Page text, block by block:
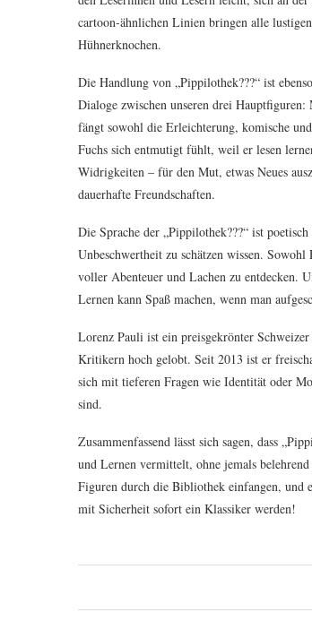
cartoon-ähnlichen Linien bringen alle
Hühnerknochen.
Die Handlung von „Pippilothek???“ ist
Dialoge zwischen unseren drei
fängt sowohl die Erleichterung, komische
Fuchs sich entmutigt fühlt, weil er lesen
Widrigkeiten – für den Mut, etwas Neues
dauerhafte Freundschaften.
Die Sprache der „Pippilothek???“ ist
Unbeschwertheit zu schätzen wissen.
voller Abenteuer und Lachen zu entdecken.
Lernen kann Spaß machen, wenn man
Lorenz Pauli ist ein preisgekrönter
Kritikern hoch gelobt. Seit 2013 ist er
sich mit tieferen Fragen wie Identität oder
sind.
Zusammenfassend lässt sich sagen, dass
und Lernen vermittelt, ohne jemals
Figuren durch die Bibliothek einfangen, und
mit Sicherheit sofort ein Klassiker werden!